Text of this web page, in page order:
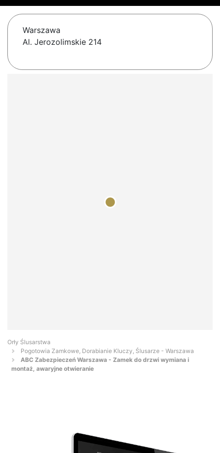
Warszawa
Al. Jerozolimskie 214
Orły Ślusarstwa
Pogotowia Zamkowe, Dorabianie Kluczy, Ślusarze - Warszawa
ABC Zabezpieczeń Warszawa - Zamek do drzwi wymiana i
montaż, awaryjne otwieranie